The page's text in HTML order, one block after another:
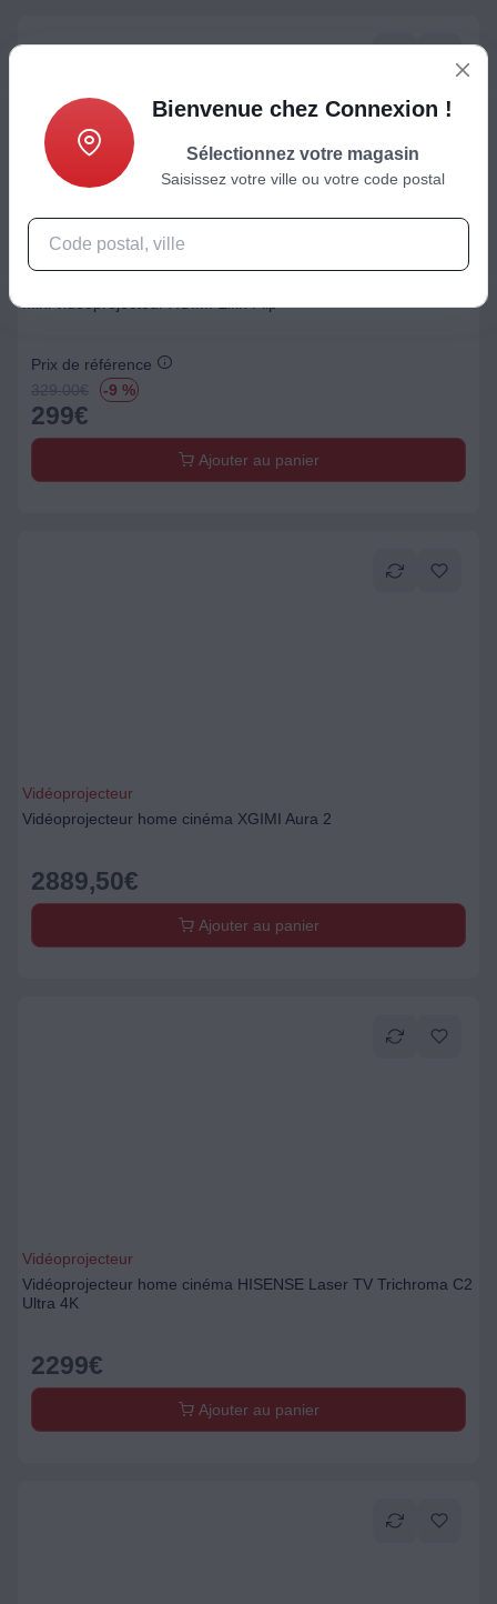
Mini vidéoprojecteur XGIMI Elfin Flip
Prix de référence
329.00€ -9 %
299€
Ajouter au panier
Vidéoprojecteur
Vidéoprojecteur home cinéma XGIMI Aura 2
2889,50€
Ajouter au panier
Vidéoprojecteur
Vidéoprojecteur home cinéma HISENSE Laser TV Trichroma C2
Ultra 4K
2299€
Ajouter au panier
Bienvenue chez Connexion !
Sélectionnez votre magasin
Saisissez votre ville ou votre code postal